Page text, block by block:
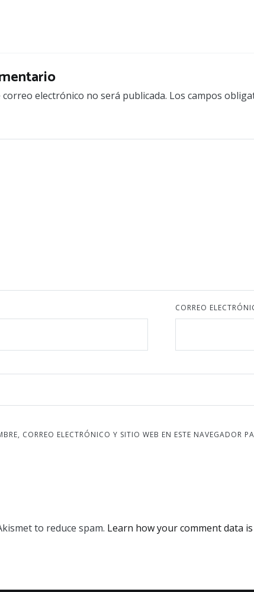
correo electrónico no será publicada. Los campos
CORREO
CORREO ELECTRÓNICO Y SITIO WEB EN ESTE NAVEGADOR
to reduce spam. Learn how your comment data